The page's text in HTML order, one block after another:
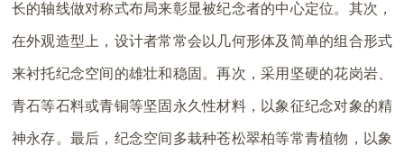
长的轴线做对称式布局来彰显被纪念者的中心定位。其次，
在外观造型上，设计者常常会以几何形体及简单的组合形式
来衬托纪念空间的雄壮和稳固。再次，采用坚硬的花岗岩、
青石等石料或青铜等坚固永久性材料，以象征纪念对象的精
神永存。最后，纪念空间多栽种苍松翠柏等常青植物，以象